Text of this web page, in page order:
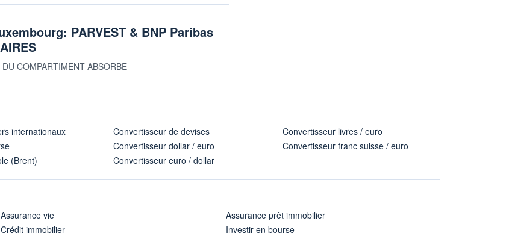
PARVEST & BNP Paribas
COMPARTIMENT ABSORBE
internationaux
(Brent)
Convertisseur de devises
Convertisseur dollar / euro
Convertisseur euro / dollar
Convertisseur livres / euro
Convertisseur franc suisse / euro
Assurance vie
Crédit immobilier
Assurance prêt immobilier
Investir en bourse